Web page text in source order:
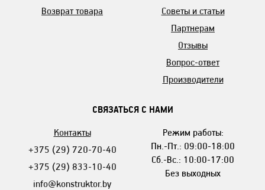
Возврат товара
Советы и статьи
Партнерам
Отзывы
Вопрос-ответ
Производители
СВЯЗАТЬСЯ С НАМИ
Контакты
+375 (29) 720-70-40
+375 (29) 833-10-40
info@konstruktor.by
Режим работы:
Пн.-Пт.: 09:00-18:00
Сб.-Вс.: 10:00-17:00
Без выходных